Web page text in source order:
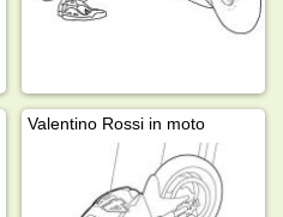
Valentino Rossi in moto